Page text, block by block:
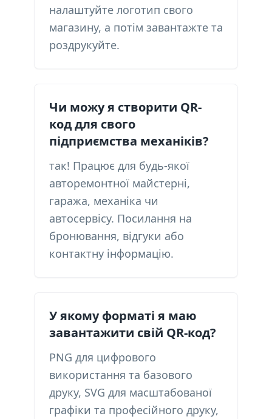
налаштуйте логотип свого
магазину, а потім завантажте та
роздрукуйте.
Чи можу я створити QR-
код для свого
підприємства механіків?
так! Працює для будь-якої
авторемонтної майстерні,
гаража, механіка чи
автосервісу. Посилання на
бронювання, відгуки або
контактну інформацію.
У якому форматі я маю
завантажити свій QR-код?
PNG для цифрового
використання та базового
друку, SVG для масштабованої
графіки та професійного друку,